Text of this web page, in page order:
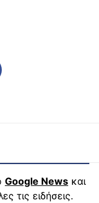
Google News και
τις ειδήσεις.